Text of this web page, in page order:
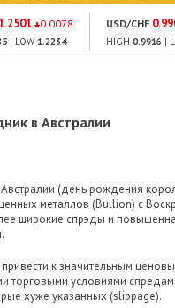
0.0078
| LOW 1.2234
USD/CHF
HIGH 0.9916 |
в Австралии
(день рождения
металлов (Bullion) с
широкие спрэды и
к значительным
условиями спредам
хуже указанных (slippage).